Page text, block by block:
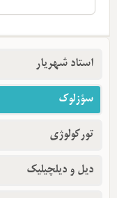
استاد شهریار
سؤزلوک
تورکولوژی
دیل و دیلچیلیک